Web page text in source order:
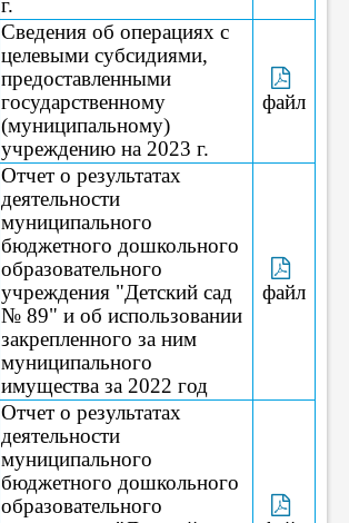
г.
Сведения об операциях с
целевыми субсидиями,
предоставленными
государственному
(муниципальному)
учреждению на 2023 г.
файл
Отчет о результатах
деятельности
муниципального
бюджетного дошкольного
образовательного
учреждения "Детский сад
№ 89" и об использовании
закрепленного за ним
муниципального
имущества за 2022 год
файл
Отчет о результатах
деятельности
муниципального
бюджетного дошкольного
образовательного